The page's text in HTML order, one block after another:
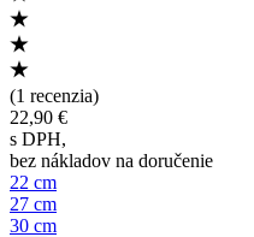
(1 recenzia)
22,90 €
s DPH,
bez nákladov na doručenie
22 cm
27 cm
30 cm